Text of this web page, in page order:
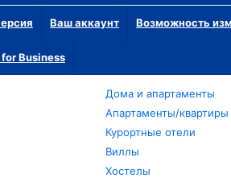
Ваш аккаунт Возможность
Business
Дома и апартаменты
Апартаменты/квартиры
Курортные отели
Виллы
Хостелы